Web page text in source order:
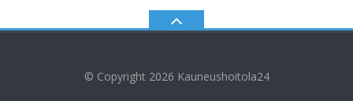
© Copyright 2026 Kauneushoitola24